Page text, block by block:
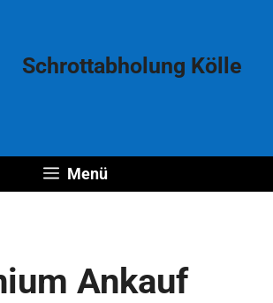
Schrottabholung Kölle
Menü
Ankauf